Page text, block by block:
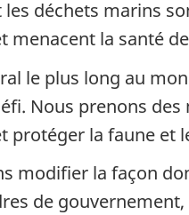
les déchets marins
menacent la santé
le plus long au
Nous prenons
protéger la faune et
modifier la façon
de